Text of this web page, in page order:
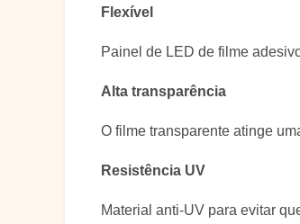
Flexível
Painel de LED de filme
Alta transparência
O filme transparente atinge
Resistência UV
Material anti-UV para evitar